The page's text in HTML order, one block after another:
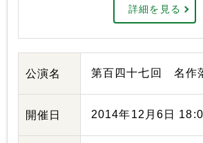
詳細を見る
公演名 第百四十七回 名作
開催日 2014年12月6日